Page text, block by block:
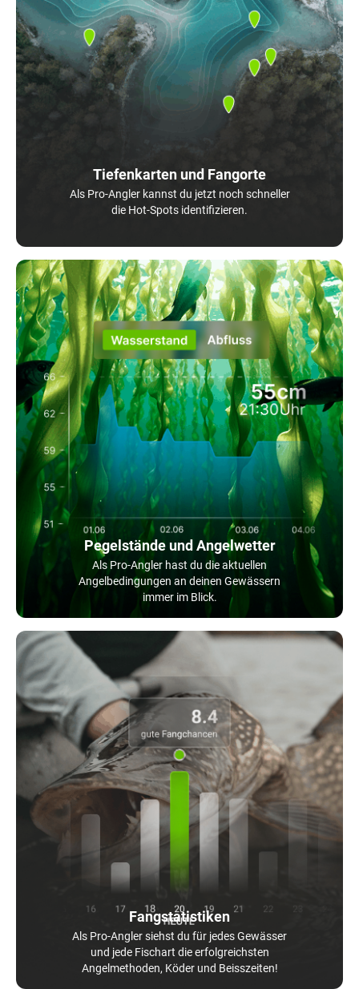
Tiefenkarten und Fangorte
Als Pro-Angler kannst du jetzt noch schneller
die Hot-Spots identifizieren.
Pegelstände und Angelwetter
Als Pro-Angler hast du die aktuellen
Angelbedingungen an deinen Gewässern
immer im Blick.
Fangstatistiken
Als Pro-Angler siehst du für jedes Gewässer
und jede Fischart die erfolgreichsten
Angelmethoden, Köder und Beisszeiten!